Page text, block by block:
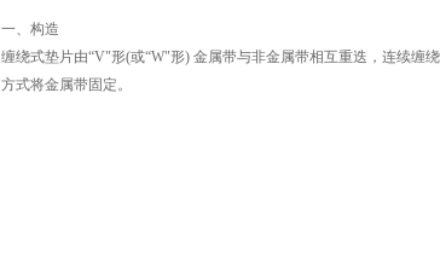
一、构造
缠绕式垫片由“V"形(或“W"形) 金属带与非金属带相互重迭，连续缠
方式将金属带固定。